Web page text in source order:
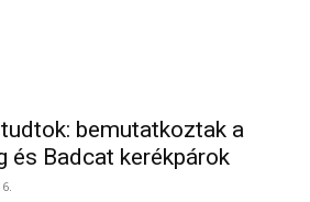
bemutatkoztak a
és Badcat kerékpárok